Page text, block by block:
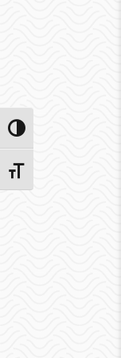
Przełącz wysoki kontrast
Zmień rozmiar czcionek